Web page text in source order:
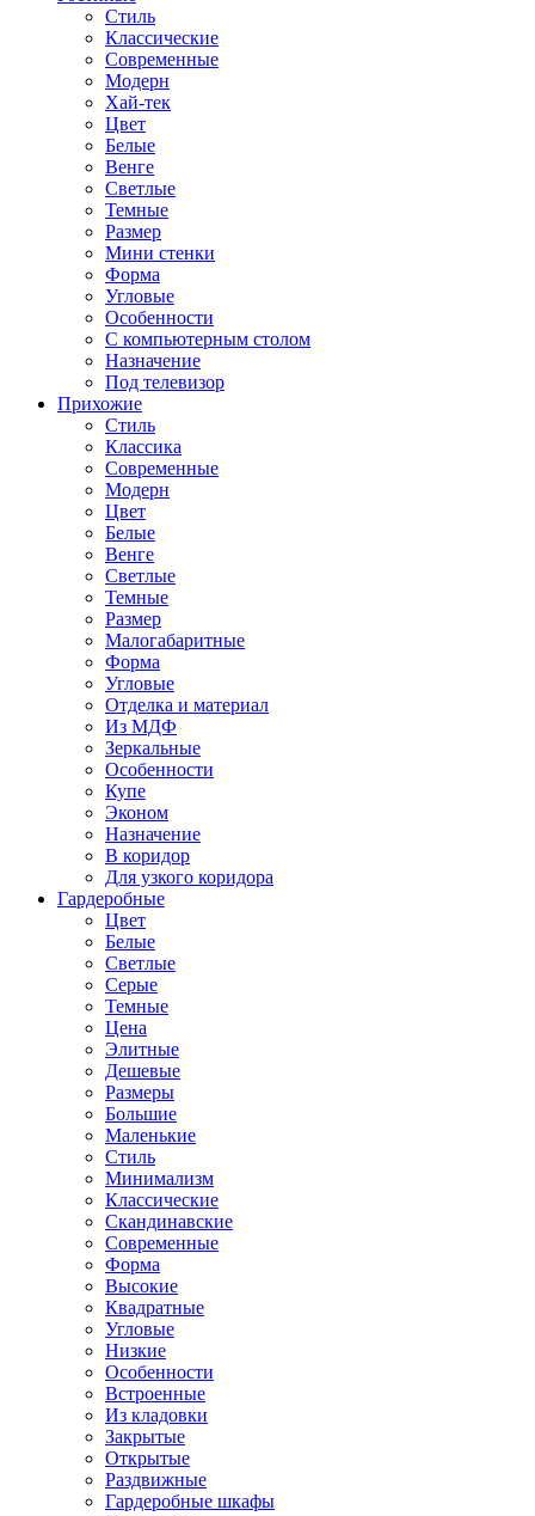
Стиль
Классические
Современные
Модерн
Хай-тек
Цвет
Белые
Венге
Светлые
Темные
Размер
Мини стенки
Форма
Угловые
Особенности
С компьютерным столом
Назначение
Под телевизор
Прихожие
Стиль
Классика
Современные
Модерн
Цвет
Белые
Венге
Светлые
Темные
Размер
Малогабаритные
Форма
Угловые
Отделка и материал
Из МДФ
Зеркальные
Особенности
Купе
Эконом
Назначение
В коридор
Для узкого коридора
Гардеробные
Цвет
Белые
Светлые
Серые
Темные
Цена
Элитные
Дешевые
Размеры
Большие
Маленькие
Стиль
Минимализм
Классические
Скандинавские
Современные
Форма
Высокие
Квадратные
Угловые
Низкие
Особенности
Встроенные
Из кладовки
Закрытые
Открытые
Раздвижные
Гардеробные шкафы